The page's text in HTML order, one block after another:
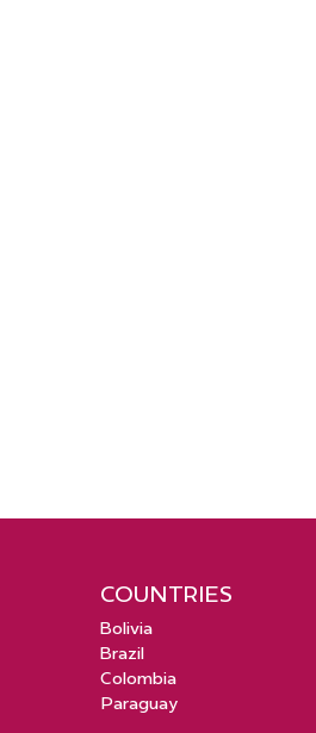
COUNTRIES
Bolivia
Brazil
Colombia
Paraguay